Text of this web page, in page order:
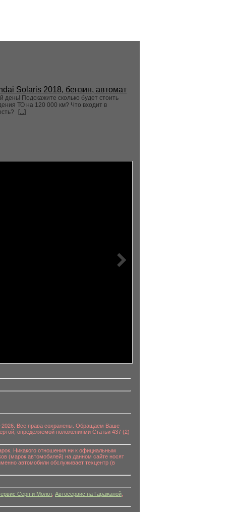
Solaris 2018, бензин, автомат
день! Подскажите сколько будет стоить
ТО на 120 000 км? Что входит в
[...]
2026. Все права сохранены. Обращаем Ваше
определяемой положениями Статьи 437 (2)
Никакого отношения ни к официальным
(марок автомобилей) на данном сайте носят
автомобили обслуживает техцентр (в
Серп и Молот, Автосервис на Гаражаной